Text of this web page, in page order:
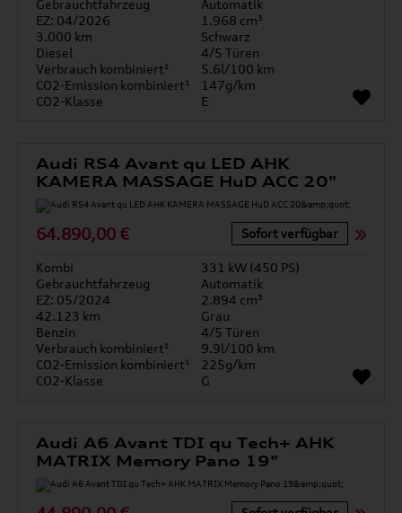
Gebrauchtfahrzeug
Automatik
EZ: 04/2026
1.968 cm³
3.000 km
Schwarz
Diesel
4/5 Türen
Verbrauch kombiniert¹
5.6l/100 km
CO2-Emission kombiniert¹
147g/km
CO2-Klasse
E
Audi RS4 Avant qu LED AHK
KAMERA MASSAGE HuD ACC 20"
64.890,00 € Sofort verfügbar
Kombi
331 kW (450 PS)
Gebrauchtfahrzeug
Automatik
EZ: 05/2024
2.894 cm³
42.123 km
Grau
Benzin
4/5 Türen
Verbrauch kombiniert¹
9.9l/100 km
CO2-Emission kombiniert¹
225g/km
CO2-Klasse
G
Audi A6 Avant TDI qu Tech+ AHK
MATRIX Memory Pano 19"